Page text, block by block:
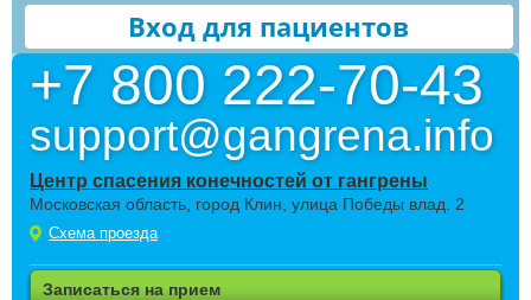
Вход для пациентов
+7 800 222-70-43
support@gangrena.info
Центр спасения конечностей от гангрены
Московская область, город Клин, улица Победы влад. 2
Схема проезда
Записаться на прием